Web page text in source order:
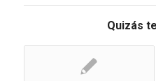
Quizás